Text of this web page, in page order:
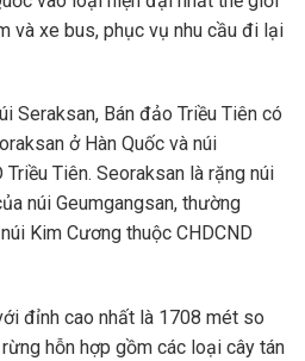
và xe bus, phục vụ nhu cầu đi lại
Seraksan, Bán đảo Triều Tiên có
ở Hàn Quốc và núi
Triều Tiên. Seoraksan là rặng núi
núi Geumgangsan, thường
Kim Cương thuộc CHDCND
đỉnh cao nhất là 1708 mét so
hỗn hợp gồm các loại cây tán